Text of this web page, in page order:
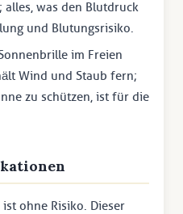
alles, was den Blutdruck
und Blutungsrisiko.
im Freien
Wind und Staub fern;
zu schützen, ist für die
ohne Risiko. Dieser